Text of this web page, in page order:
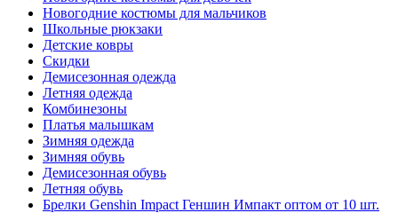
Новогодние костюмы для мальчиков
Школьные рюкзаки
Детские ковры
Скидки
Демисезонная одежда
Летняя одежда
Комбинезоны
Платья малышкам
Зимняя одежда
Зимняя обувь
Демисезонная обувь
Летняя обувь
Брелки Genshin Impact Геншин Импакт оптом от 10 шт.